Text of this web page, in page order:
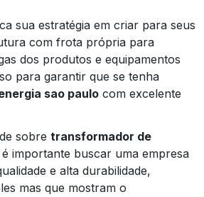
sua estratégia em criar para seus
com frota própria para
dos produtos e equipamentos
para garantir que se tenha
sao paulo com excelente
sobre transformador de
é importante buscar uma empresa
e alta durabilidade,
mas que mostram o